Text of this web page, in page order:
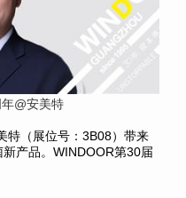
@安美特
特（展位号：3B08）带来
产品。WINDOOR第30届